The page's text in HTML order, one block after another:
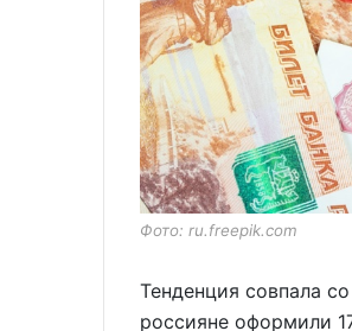
Фото: ru.freepik.com
Тенденция совпала
россияне оформили